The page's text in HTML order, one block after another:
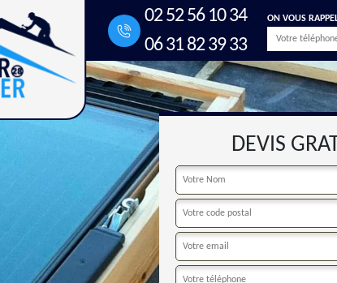
02 52 56 10 34
06 31 82 39 33
ON VOUS
DEVIS